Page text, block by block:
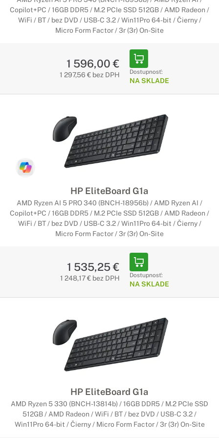
Copilot+PC / 16GB DDR5 / M.2 PCIe SSD 512GB / AMD Radeon /
WiFi / BT / bez DVD / USB-C 3.2 / Win11Pro 64-bit / Čierny /
Micro Form Factor / 3r (3r) On-Site
1 596,00 €
1 297,56 € bez DPH Dostupnosť:
NA SKLADE
HP EliteBoard G1a
AMD Ryzen AI 5 PRO 340 (BNCH-18956b) / AMD Ryzen AI /
Copilot+PC / 16GB DDR5 / M.2 PCIe SSD 512GB / AMD Radeon /
WiFi / BT / bez DVD / USB-C 3.2 / Win11Pro 64-bit / Čierny /
Micro Form Factor / 3r (3r) On-Site
1 535,25 €
1 248,17 € bez DPH Dostupnosť:
NA SKLADE
HP EliteBoard G1a
AMD Ryzen 5 330 (BNCH-13814b) / 16GB DDR5 / M.2 PCIe SSD
512GB / AMD Radeon / WiFi / BT / bez DVD / USB-C 3.2 /
Win11Pro 64-bit / Čierny / Micro Form Factor / 3r (3r) On-Site